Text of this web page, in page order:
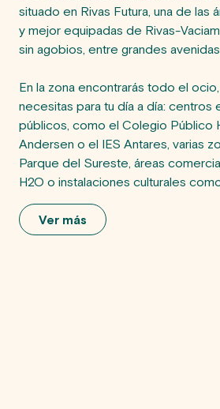
situado en Rivas Futura, una de las
y mejor equipadas de Rivas-
sin agobios, entre grandes
En la zona encontrarás todo el
necesitas para tu día a día: centros
públicos, como el Colegio Público
Andersen o el IES Antares, varias
Parque del Sureste, áreas
H2O o instalaciones culturales
Ver más